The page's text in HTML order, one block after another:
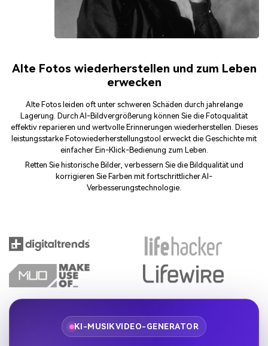
Alte Fotos wiederherstellen und zum Leben
erwecken
Alte Fotos leiden oft unter schweren Schäden durch jahrelange
Lagerung. Durch AI-Bildvergrößerung können Sie die Fotoqualität
effektiv reparieren und wertvolle Erinnerungen wiederherstellen. Dieses
leistungsstarke Fotowiederherstellungstool erweckt die Geschichte mit
einfacher Ein-Klick-Bedienung zum Leben.
Retten Sie historische Bilder, verbessern Sie die Bildqualität und
korrigieren Sie Farben mit fortschrittlicher AI-
Verbesserungstechnologie.
KI-MUSIKVIDEO-GENERATOR